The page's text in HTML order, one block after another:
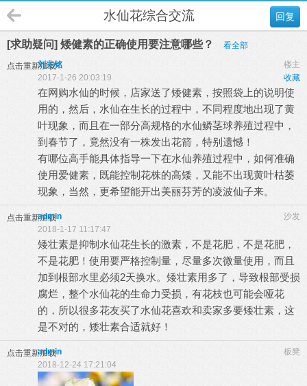
回复
水仙花综合交流
[求助疑问] 矮健素的正确使用要注意哪些？ 看全部
点击重新加载 楼主
刘兆铭
收藏
2017-1-26 20:03:19
在网购水仙的时候，店家送了矮健素，按照袋上的说明使
用的，然后，水仙在生长的过程中，不同程度地出现了黄
叶现象，而且在一部分高规格的水仙鳞茎球养殖过程中，
到春节了，竟然没有一株发出花箭，特别遗憾！
有哪位高手能具体指导一下在水仙养殖过程中，如何准确
使用爱健素，既能控制花株的高矮，又能不出现黄叶枯萎
现象，当然，更希望能开出美丽芬芳的凌波仙子来。
点击重新加载 沙发
admin
2018-1-17 11:17:47
矮壮素是抑制水仙花生长的激素，不是花肥，不是花肥，
不是花肥！使用要严格控制量，尽量多次微量使用，而且
加到根部水里必须2天换水。矮壮素用多了，导致根部受损
腐烂，整个水仙花的生命力受损，有花枝也可能会哑花
的，所以很多花友买了水仙花喜欢和卖家多要矮壮素，这
是不对的，矮壮素合适就好！
点击重新加载 板凳
admin
2018-12-24 17:21:04